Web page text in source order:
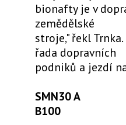
bionafty je v
zemědělské
stroje," řekl
řada dopravních
podniků a jezdí
SMN30 A
B100